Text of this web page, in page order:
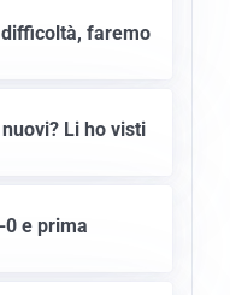
faremo
Li ho visti
e prima